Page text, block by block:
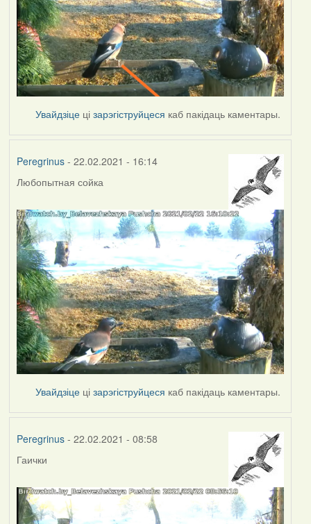
Увайдзіце цізарэгіструйцеся каб пакідаць каментары.
Peregrinus- 22.02.2021 - 16:14
Любопытная сойка
Увайдзіце цізарэгіструйцеся каб пакідаць каментары.
Peregrinus- 22.02.2021 - 08:58
Гаички